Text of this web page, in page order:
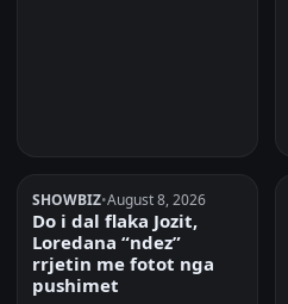
SHOWBIZ•August 8, 2026
Do i dal flaka Jozit,
Loredana “ndez”
rrjetin me fotot nga
pushimet